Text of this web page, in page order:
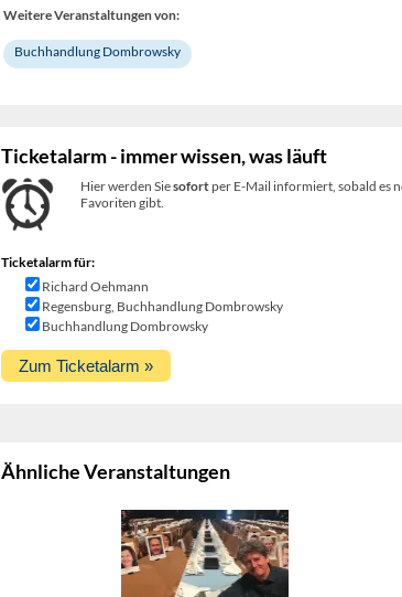
Weitere Veranstaltungen von:
Buchhandlung Dombrowsky
Ticketalarm - immer wissen, was läuft
Hier werden Siesofortper E-Mail informiert, sobald es
Favoriten gibt.
Ticketalarm für:
Richard Oehmann
Regensburg, Buchhandlung Dombrowsky
Buchhandlung Dombrowsky
Ähnliche Veranstaltungen